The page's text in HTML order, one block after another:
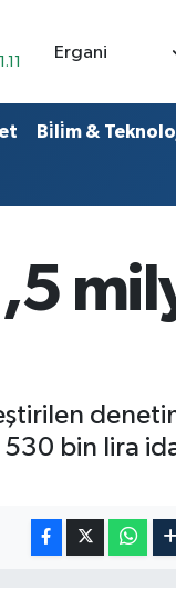
Ergani
Bi̇li̇m &
530 bin lira